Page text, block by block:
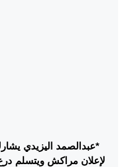
*عبدالصمد اليزيدي
لإعلان مراكش ويتسلم